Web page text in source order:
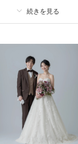
な撮影レポート
プラン詳細
新婦衣装1着
ヘアメイク
データ 200 カット
家族用衣装レンタル
の名所を巡るロケーショ